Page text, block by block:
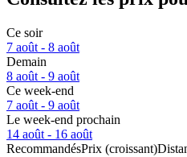
Ce soir
7 août - 8 août
Demain
8 août - 9 août
Ce week-end
7 août - 9 août
Le week-end prochain
14 août - 16 août
RecommandésPrix (croissant)